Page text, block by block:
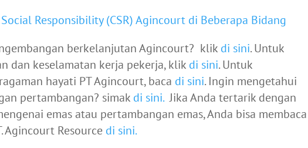
Responsibility (CSR) Agincourt di Beberapa Bidang
berkelanjutan Agincourt? klik di sini. Untuk
dan keselamatan kerja pekerja, klik di sini. Untuk
hayati PT Agincourt, baca di sini. Ingin mengetahui
pertambangan? simak di sini.Jika Anda tertarik dengan
emas atau pertambangan emas, Anda bisa membaca
Resource di sini.